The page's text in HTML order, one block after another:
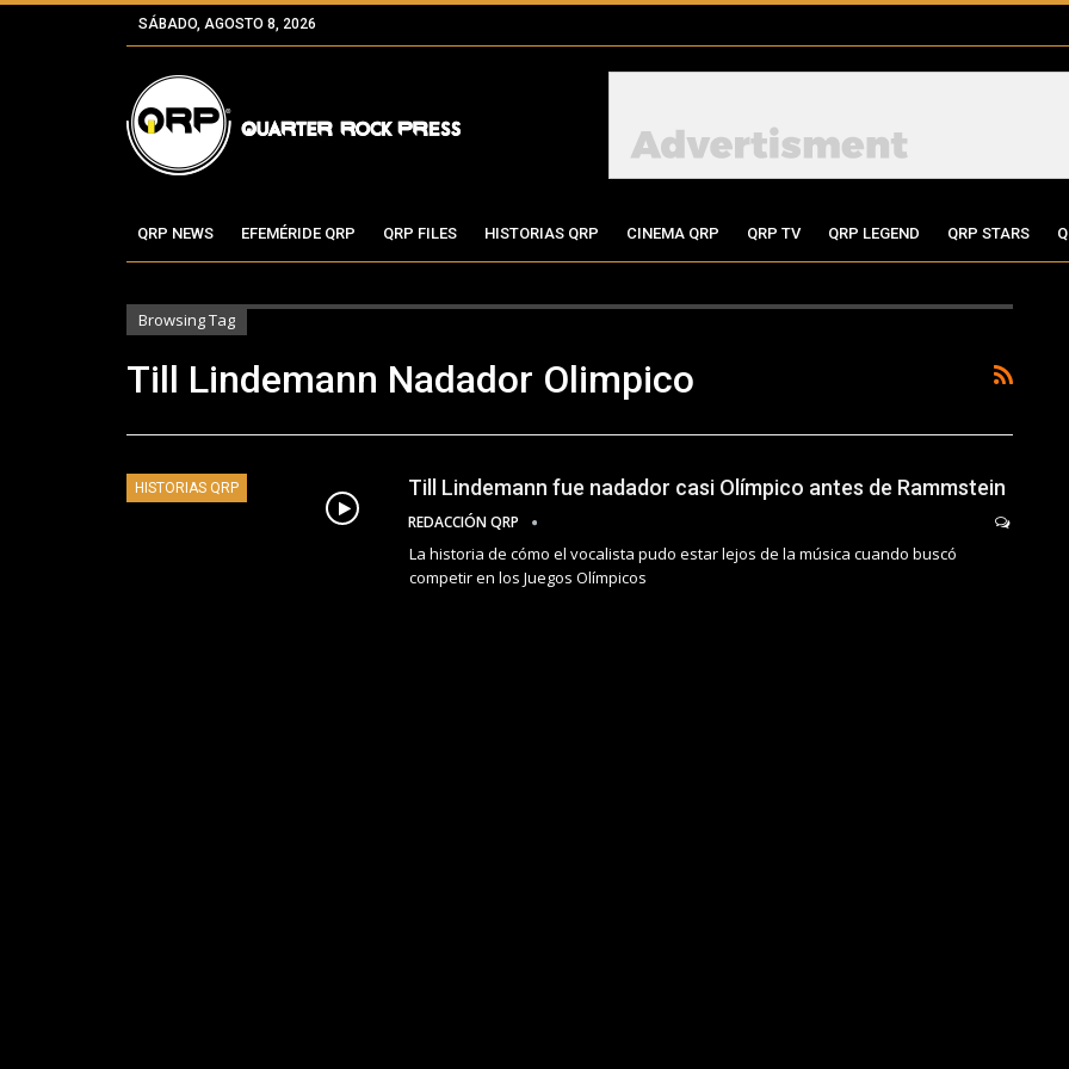
SÁBADO, AGOSTO 8, 2026
QRP NEWS EFEMÉRIDE QRP QRP FILES HISTORIAS QRP CINEMA QRP QRP TV QRP LEGEND QRP STARS
Browsing Tag
Till Lindemann Nadador Olimpico
HISTORIAS QRP Till Lindemann fue nadador casi Olímpico antes de Rammstein
REDACCIÓN QRP
La historia de cómo el vocalista pudo estar lejos de la música cuando buscó
competir en los Juegos Olímpicos